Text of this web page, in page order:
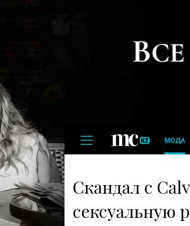
МОДА
Скандал с
сексуальную